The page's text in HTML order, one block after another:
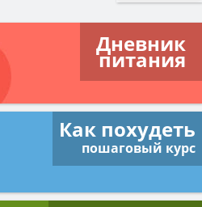
Дневник
питания
Как похудеть
пошаговый курс